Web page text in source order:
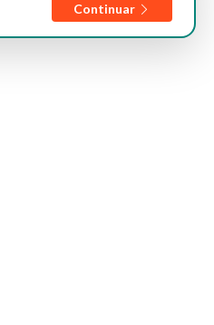
Continuar